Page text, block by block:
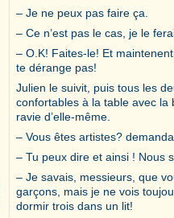
– Je ne peux pas faire ça.
– Ce n’est pas le cas, je le
– O.K! Faites-le! Et
te dérange pas!
Julien le suivit, puis tous les
confortables à la table avec
ravie d’elle-même.
– Vous êtes artistes?
– Tu peux dire et ainsi ! Nous
– Je savais, messieurs, que
garçons, mais je ne vois
dormir trois dans un lit!